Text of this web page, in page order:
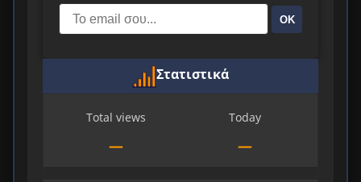
ΟΚ
Στατιστικά
Total views
—
Today
—